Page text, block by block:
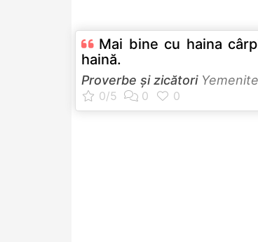
Mai bine cu haina
haină.
Proverbe și zicători